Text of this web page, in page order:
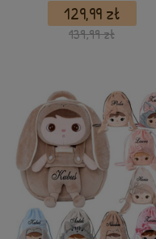
129,99 zł
139,99 zł